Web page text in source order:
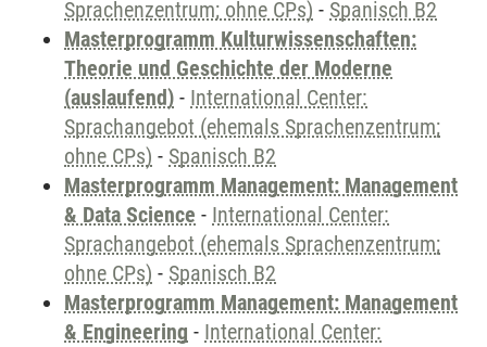
Sprachenzentrum; ohne CPs) - Spanisch B2
Masterprogramm Kulturwissenschaften:
Theorie und Geschichte der Moderne
(auslaufend) - International Center:
Sprachangebot (ehemals Sprachenzentrum;
ohne CPs) - Spanisch B2
Masterprogramm Management: Management
& Data Science - International Center:
Sprachangebot (ehemals Sprachenzentrum;
ohne CPs) - Spanisch B2
Masterprogramm Management: Management
& Engineering - International Center: